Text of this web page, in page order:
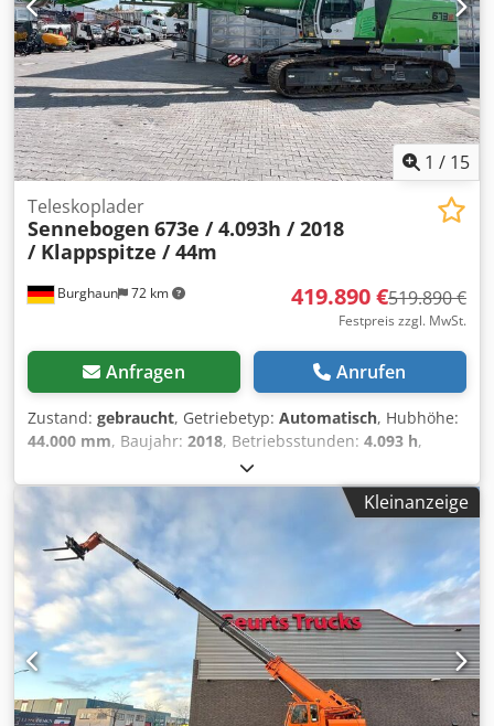
1 / 15
Burghaun 72 km
Teleskoplader
Sennebogen 673e / 4.093h / 2018
/ Klappspitze / 44m
419.890 €519.890 €
Festpreis zzgl. MwSt.
Anfragen Anrufen
Zustand: gebraucht, Getriebetyp: Automatisch, Hubhöhe:
44.000 mm, Baujahr: 2018, Betriebsstunden: 4.093 h,
Sennebogen 673e Raupen-Tesleskopkran Baujahr: 2018
Betriebsstunden: 4.093h Hubhöhe inkl. Ausleger: 44m
(36m + 8m) Seitlich Reichweite: 38,5m Pick & Carry mit bis
zu 100% Traglast inkl. Klappspitze 8.000mm (ohne
Hilfgeräte montierbar) Verstellfahrwerk bis zu 4.800mm
(Transportbreite: 2.980mm) Elektrohydraulsiches
Notfallagregat Funkfernsteuerung Radio Programmierbare
Arbeitsbereichsbegrenzung Neugbare Kabine bis zu 20°
Rückfahr- & Seitenkamera Dieselheizung
Betankungspumpe Klimaanalge Zentralschmierung Motor:
Cummins B6.7 [168KW/228PS] Stufe 5 Gesamtgewicht
71.500kg Unterwagenbalast: 8to. Ballast im Heck: 17.8to.
Kleinanzeige